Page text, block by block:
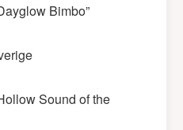
Bimbo”
Sound of the